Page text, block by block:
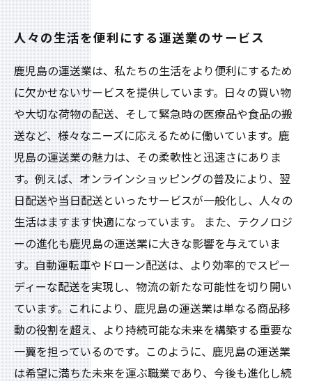
人々の生活を便利にする運送業のサービス
鹿児島の運送業は、私たちの生活をより便利にするため
に欠かせないサービスを提供しています。日々の買い物
や大切な荷物の配送、そして緊急時の医療品や食品の搬
送など、様々なニーズに応えるために働いています。鹿
児島の運送業の魅力は、その柔軟性と迅速さにありま
す。例えば、オンラインショッピングの普及により、翌
日配送や当日配送といったサービスが一般化し、人々の
生活はますます快適になっています。 また、テクノロジ
ーの進化も鹿児島の運送業に大きな影響を与えていま
す。自動運転車やドローン配送は、より効率的でスピー
ディーな配送を実現し、物流の新たな可能性を切り開い
ています。これにより、鹿児島の運送業は単なる商品移
動の役割を超え、より持続可能な未来を構築する重要な
一翼を担っているのです。このように、鹿児島の運送業
は希望に満ちた未来を運ぶ職業であり、今後も進化し続